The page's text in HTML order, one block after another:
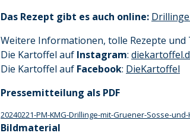
Das Rezept gibt es auch online:
Weitere Informationen, tolle Rezepte
Die Kartoffel auf Instagram:
Die Kartoffel auf Facebook: DieKartoffel
Pressemitteilung als PDF
20240221-PM-KMG-Drillinge-mit-Gruener-Sosse-
Bildmaterial